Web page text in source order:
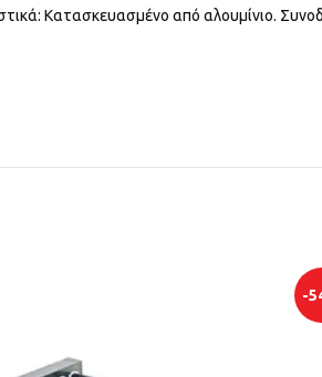
Κατασκευασμένο από αλουμίνιο.
-